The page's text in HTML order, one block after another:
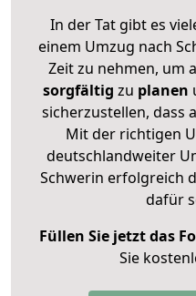
In der Tat gibt es
einem Umzug nach
Zeit zu nehmen, um
sorgfältig zu planen
sicherzustellen, dass
Mit der richtigen
deutschlandweiter
Schwerin erfolgreich
dafür
Füllen Sie jetzt das
Sie